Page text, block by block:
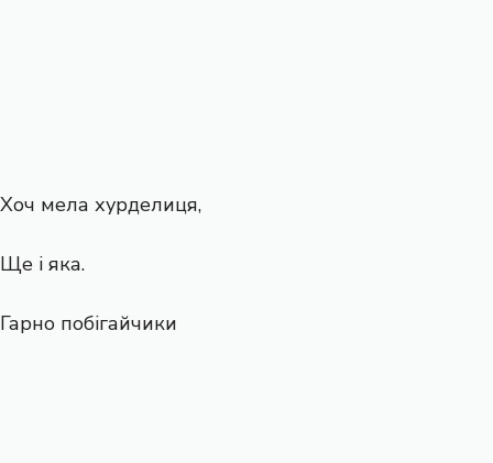
Хоч мела хурделиця,
Ще і яка.
Гарно побігайчики